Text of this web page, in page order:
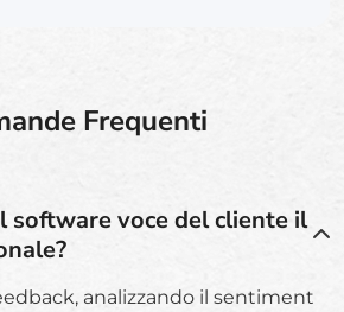
Frequenti
software voce del cliente il
analizzando il sentiment